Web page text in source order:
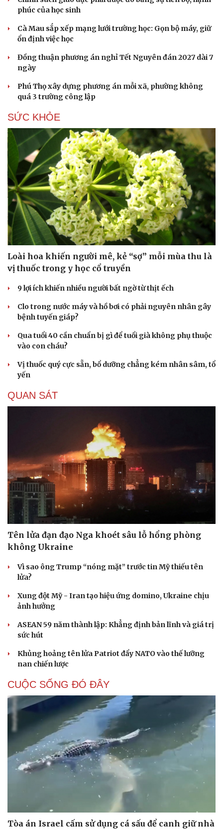
Du lịch
Tư vấn
Săn Tour
check-in
Podcast
Câu chuyện thời sự
Đọc truyện đêm khuya
Cửa sổ tình yêu
Kể chuyện cho bé
Hạt giống tâm hồn
phúc của học sinh
Cà Mau sắp xếp mạng lưới trường học: Gọn bộ máy, giữ
ổn định việc học
Đồng thuận phương án nghỉ Tết Nguyên đán 2027 dài 7
ngày
Phú Thọ xây dựng phương án mỗi xã, phường không
quá 3 trường công lập
SỨC KHỎE
Loài hoa khiến người mê, kẻ “sợ” mỗi mùa thu là
vị thuốc trong y học cổ truyền
9 lợi ích khiến nhiều người bất ngờ từ thịt ếch
Clo trong nước máy và hồ bơi có phải nguyên nhân gây
bệnh tuyến giáp?
Qua tuổi 40 cần chuẩn bị gì để tuổi già không phụ thuộc
vào con cháu?
Vị thuốc quý cực sẵn, bổ dưỡng chẳng kém nhân sâm, tổ
yến
QUAN SÁT
Tên lửa đạn đạo Nga khoét sâu lỗ hổng phòng
không Ukraine
Vì sao ông Trump “nóng mặt” trước tin Mỹ thiếu tên
lửa?
Xung đột Mỹ - Iran tạo hiệu ứng domino, Ukraine chịu
ảnh hưởng
ASEAN 59 năm thành lập: Khẳng định bản lĩnh và giá trị
sức hút
Khủng hoảng tên lửa Patriot đẩy NATO vào thế lưỡng
nan chiến lược
CUỘC SỐNG ĐÓ ĐÂY
Tòa án Israel cấm sử dụng cá sấu để canh giữ nhà